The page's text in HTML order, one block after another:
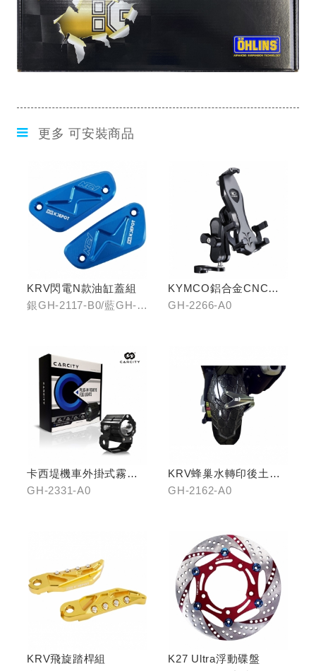
更多 可安裝商品
KRV閃電N款油缸蓋組
銀GH-2117-B0/藍GH-
KYMCO鋁合金CNC減
震手機架
GH-2266-A0
卡西堤機車外掛式霧燈
組(雙燈)
GH-2331-A0
KRV蜂巢水轉印後土除
(鈦灰色)
GH-2162-A0
KRV飛旋踏桿組
K27 Ultra浮動碟盤